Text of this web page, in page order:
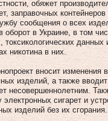
обяжет
заправочных
сообщения о всех
оборот в Украине, в том
токсикологических
никотина в них.
вносит изменения
изделий, а также
несовершеннолетним.
сигарет и
изделий без их сгорания.